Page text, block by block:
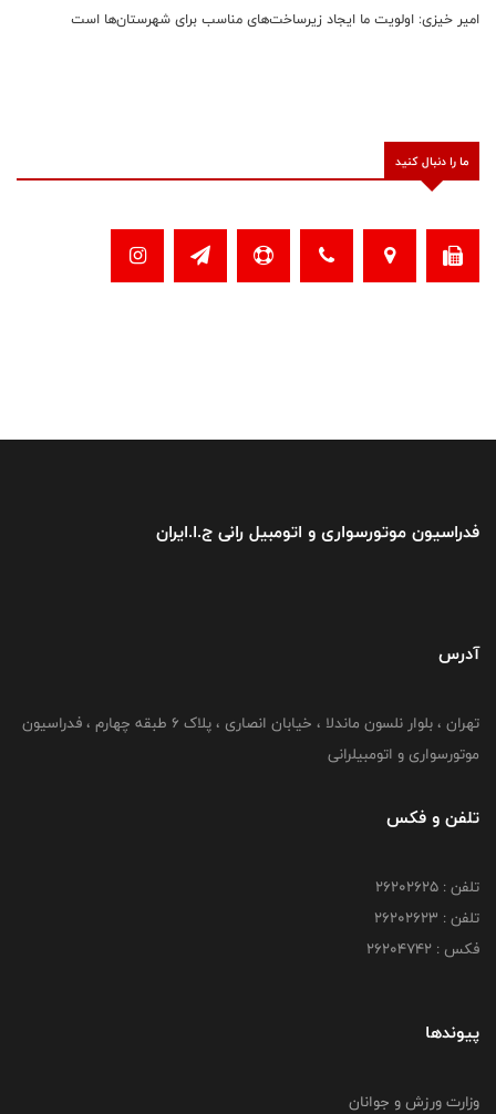
امیر خیزی: اولویت ما ایجاد زیرساخت‌های مناسب برای شهرستان‌ها است
ما را دنبال کنید
فدراسیون موتورسواری و اتومبیل رانی ج.ا.ایران
آدرس
تهران ، بلوار نلسون ماندلا ، خیابان انصاری ، پلاک ۶ طبقه چهارم ، فدراسیون
موتورسواری و اتومبیلرانی
تلفن و فکس
تلفن : ۲۶۲۰۲۶۲۵
تلفن : ۲۶۲۰۲۶۲۳
فکس : ۲۶۲۰۴۷۴۲
پیوندها
وزارت ورزش و جوانان